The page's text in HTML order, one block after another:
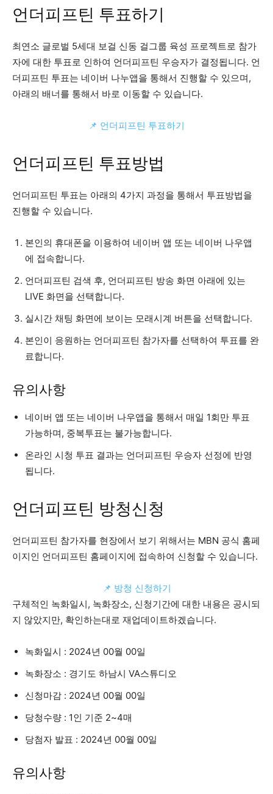
언더피프틴 투표하기
최연소 글로벌 5세대 보걸 신동 걸그룹 육성 프로젝트로 참가
자에 대한 투표로 인하여 언더피프틴 우승자가 결정됩니다. 언
더피프틴 투표는 네이버 나누앱을 통해서 진행할 수 있으며,
아래의 배너를 통해서 바로 이동할 수 있습니다.
📌 언더피프틴 투표하기
언더피프틴 투표방법
언더피프틴 투표는 아래의 4가지 과정을 통해서 투표방법을
진행할 수 있습니다.
본인의 휴대폰을 이용하여 네이버 앱 또는 네이버 나우앱
에 접속합니다.
언더피프틴 검색 후, 언더피프틴 방송 화면 아래에 있는
LIVE 화면을 선택합니다.
실시간 채팅 화면에 보이는 모래시계 버튼을 선택합니다.
본인이 응원하는 언더피프틴 참가자를 선택하여 투표를 완
료합니다.
유의사항
네이버 앱 또는 네이버 나우앱을 통해서 매일 1회만 투표
가능하며, 중복투표는 불가능합니다.
온라인 시청 투표 결과는 언더피프틴 우승자 선정에 반영
됩니다.
언더피프틴 방청신청
언더피프틴 참가자를 현장에서 보기 위해서는 MBN 공식 홈페
이지인 언더피프틴 홈페이지에 접속하여 신청할 수 있습니다.
📌 방청 신청하기
구체적인 녹화일시, 녹화장소, 신청기간에 대한 내용은 공시되
지 않았지만, 확인하는대로 재업데이트하겠습니다.
녹화일시 : 2024년 00월 00일
녹화장소 : 경기도 하남시 VA스튜디오
신청마감 : 2024년 00월 00일
당청수량 : 1인 기준 2~4매
당첨자 발표 : 2024년 00월 00일
유의사항